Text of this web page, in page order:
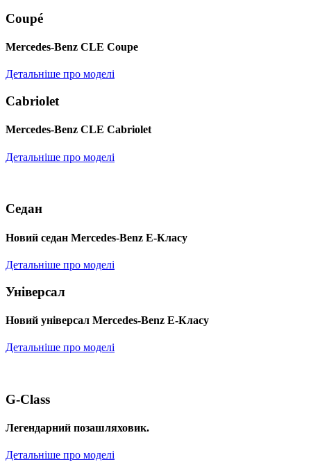
Coupé
Mercedes-Benz CLE Coupe
Детальніше про моделі
Cabriolet
Mercedes-Benz CLE Cabriolet
Детальніше про моделі
Седан
Новий седан Mercedes-Benz Е-Класу
Детальніше про моделі
Універсал
Новий універсал Mercedes-Benz E-Класу
Детальніше про моделі
G-Class
Легендарний позашляховик.
Детальніше про моделі